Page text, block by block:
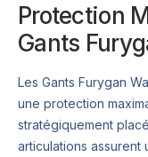
Protection
Gants
Les Gants Furygan
une protection
stratégiquement
articulations